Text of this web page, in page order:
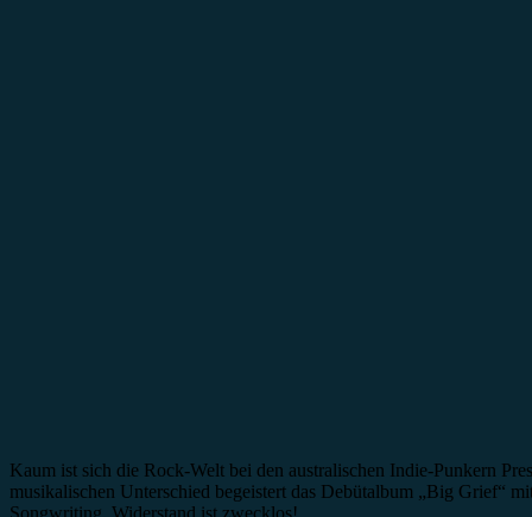
Kaum ist sich die Rock-Welt bei den australischen Indie-Punkern
musikalischen Unterschied begeistert das Debütalbum „Big Grief“